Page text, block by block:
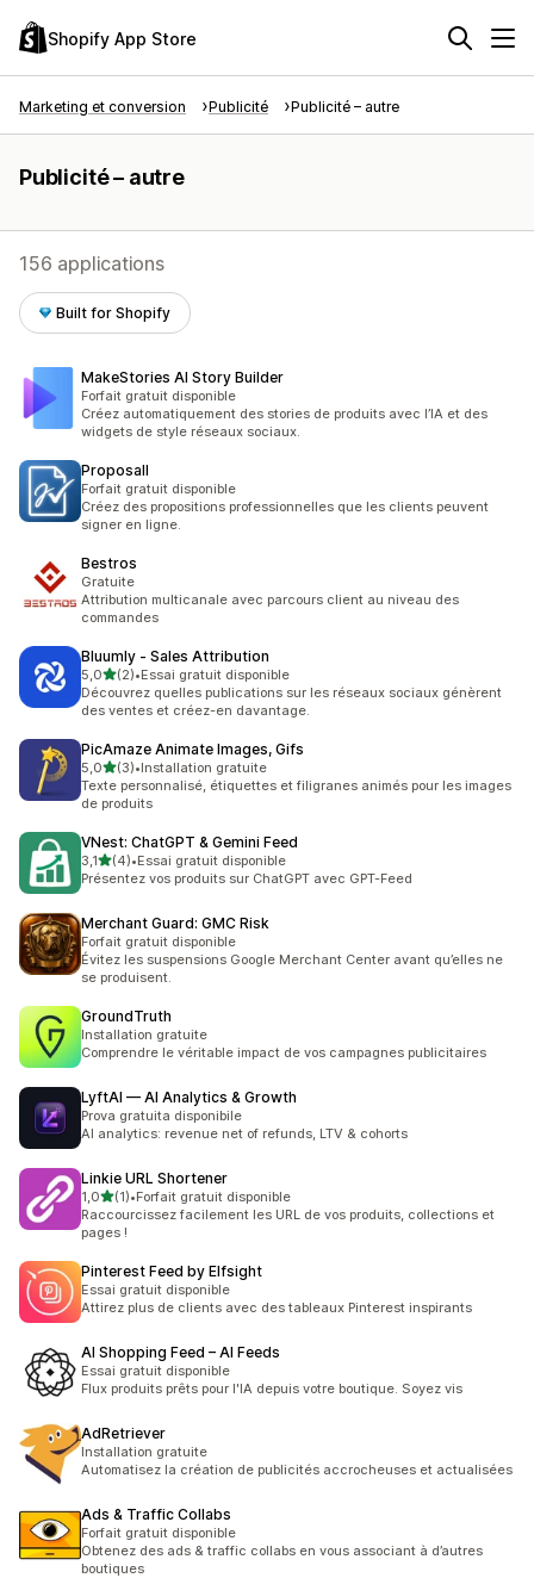
Shopify App Store
Marketing et conversion Publicité Publicité – autre
Publicité – autre
156 applications
Built for Shopify
MakeStories AI Story Builder
Forfait gratuit disponible
Créez automatiquement des stories de produits avec l’IA et des
widgets de style réseaux sociaux.
Proposall
Forfait gratuit disponible
Créez des propositions professionnelles que les clients peuvent
signer en ligne.
Bestros
Gratuite
Attribution multicanale avec parcours client au niveau des
commandes
Bluumly ‑ Sales Attribution
5,0étoile(s) sur 5
(2)
2 avis au total
•Essai gratuit disponible
Découvrez quelles publications sur les réseaux sociaux génèrent
des ventes et créez-en davantage.
PicAmaze Animate Images, Gifs
5,0étoile(s) sur 5
(3)
3 avis au total
•Installation gratuite
Texte personnalisé, étiquettes et filigranes animés pour les images
de produits
VNest: ChatGPT & Gemini Feed
3,1étoile(s) sur 5
(4)
4 avis au total
•Essai gratuit disponible
Présentez vos produits sur ChatGPT avec GPT-Feed
Merchant Guard: GMC Risk
Forfait gratuit disponible
Évitez les suspensions Google Merchant Center avant qu’elles ne
se produisent.
GroundTruth
Installation gratuite
Comprendre le véritable impact de vos campagnes publicitaires
LyftAI — AI Analytics & Growth
Prova gratuita disponibile
AI analytics: revenue net of refunds, LTV & cohorts
Linkie URL Shortener
1,0étoile(s) sur 5
(1)
1 avis au total
•Forfait gratuit disponible
Raccourcissez facilement les URL de vos produits, collections et
pages !
Pinterest Feed by Elfsight
Essai gratuit disponible
Attirez plus de clients avec des tableaux Pinterest inspirants
AI Shopping Feed – AI Feeds
Essai gratuit disponible
Flux produits prêts pour l'IA depuis votre boutique. Soyez vis
AdRetriever
Installation gratuite
Automatisez la création de publicités accrocheuses et actualisées
Ads & Traffic Collabs
Forfait gratuit disponible
Obtenez des ads & traffic collabs en vous associant à d’autres
boutiques